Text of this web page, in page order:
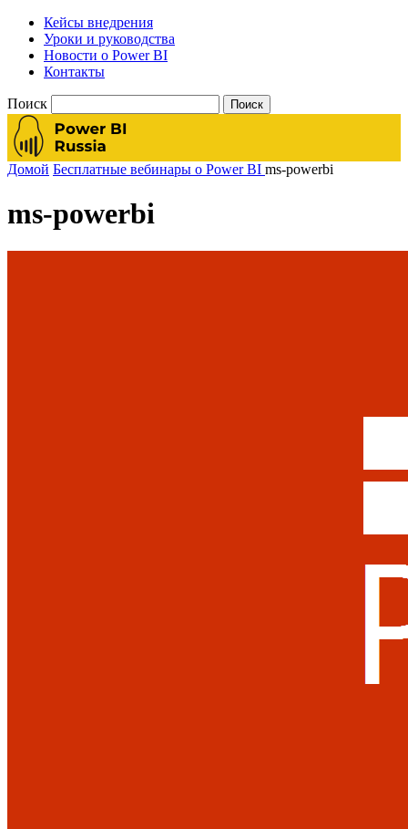
Кейсы внедрения
Уроки и руководства
Новости о Power BI
Контакты
Поиск
Домой Бесплатные вебинары о Power BI ms-powerbi
ms-powerbi